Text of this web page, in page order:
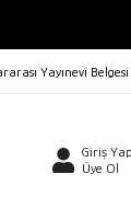
Yayınevi
Giriş Yap
Üye Ol